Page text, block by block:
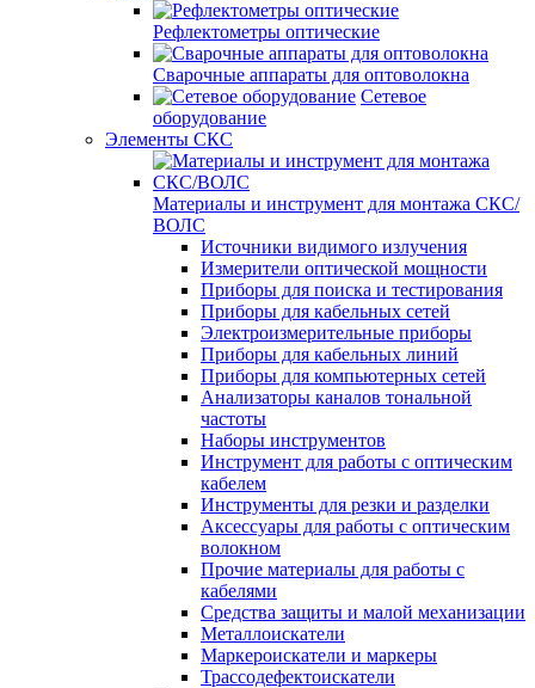
Рефлектометры оптические
Сварочные аппараты для оптоволокна
Сетевое
оборудование
Элементы СКС
Материалы и инструмент для монтажа СКС/
ВОЛС
Источники видимого излучения
Измерители оптической мощности
Приборы для поиска и тестирования
Приборы для кабельных сетей
Электроизмерительные приборы
Приборы для кабельных линий
Приборы для компьютерных сетей
Анализаторы каналов тональной
частоты
Наборы инструментов
Инструмент для работы с оптическим
кабелем
Инструменты для резки и разделки
Аксессуары для работы с оптическим
волокном
Прочие материалы для работы с
кабелями
Средства защиты и малой механизации
Металлоискатели
Маркероискатели и маркеры
Трассодефектоискатели